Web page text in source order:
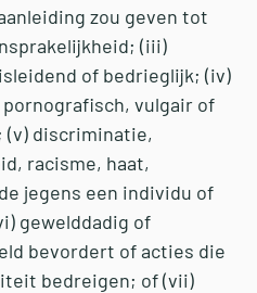
zou geven tot
(iii)
of bedrieglijk; (iv)
vulgair of
discriminatie,
racisme, haat,
jegens een individu of
gewelddadig of
bevordert of acties die
bedreigen; of (vii)